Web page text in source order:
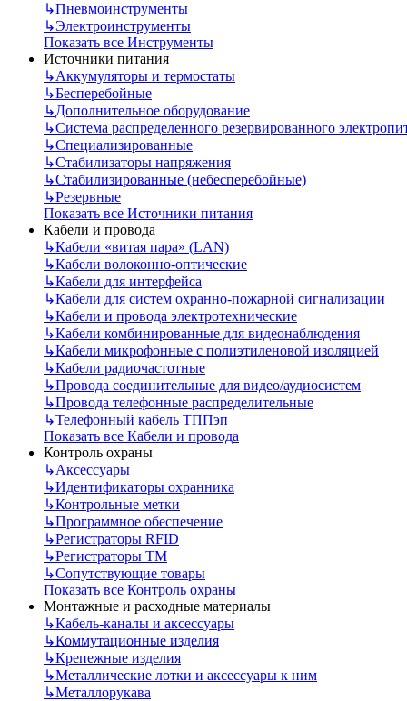
↳Пневмоинструменты
↳Электроинструменты
Показать все Инструменты
Источники питания
↳Аккумуляторы и термостаты
↳Бесперебойные
↳Дополнительное оборудование
↳Система распределенного резервированного
↳Специализированные
↳Стабилизаторы напряжения
↳Стабилизированные (небесперебойные)
↳Резервные
Показать все Источники питания
Кабели и провода
↳Кабели «витая пара» (LAN)
↳Кабели волоконно-оптические
↳Кабели для интерфейса
↳Кабели для систем охранно-пожарной сигнализации
↳Кабели и провода электротехнические
↳Кабели комбинированные для видеонаблюдения
↳Кабели микрофонные с полиэтиленовой изоляцией
↳Кабели радиочастотные
↳Провода соединительные для видео/аудиосистем
↳Провода телефонные распределительные
↳Телефонный кабель ТППэп
Показать все Кабели и провода
Контроль охраны
↳Аксессуары
↳Идентификаторы охранника
↳Контрольные метки
↳Программное обеспечение
↳Регистраторы RFID
↳Регистраторы ТМ
↳Сопутствующие товары
Показать все Контроль охраны
Монтажные и расходные материалы
↳Кабель-каналы и аксессуары
↳Коммутационные изделия
↳Крепежные изделия
↳Металлические лотки и аксессуары к ним
↳Металлорукава